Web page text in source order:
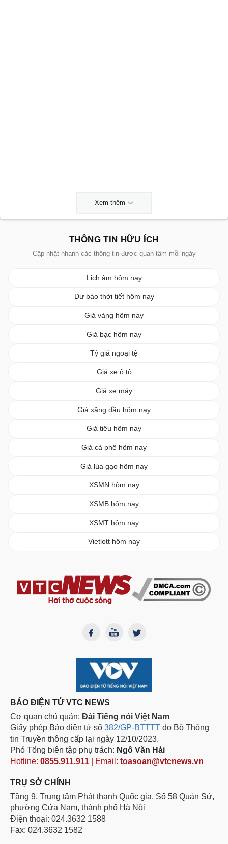
Xem thêm
THÔNG TIN HỮU ÍCH
Cập nhật nhanh các thông tin được quan tâm mỗi ngày
Lịch âm hôm nay
Dự báo thời tiết hôm nay
Giá vàng hôm nay
Giá bạc hôm nay
Tỷ giá ngoại tệ
Giá xe ô tô
Giá xe máy
Giá xăng dầu hôm nay
Giá tiêu hôm nay
Giá cà phê hôm nay
Giá lúa gạo hôm nay
XSMN hôm nay
XSMB hôm nay
XSMT hôm nay
Vietlott hôm nay
BÁO ĐIỆN TỬ VTC NEWS
Cơ quan chủ quản: Đài Tiếng nói Việt Nam
Giấy phép Báo điện tử số 382/GP-BTTTT do Bộ Thông
tin Truyền thông cấp lại ngày 12/10/2023.
Phó Tổng biên tập phụ trách: Ngô Văn Hải
Hotline: 0855.911.911 | Email: toasoan@vtcnews.vn
TRỤ SỞ CHÍNH
Tầng 9, Trung tâm Phát thanh Quốc gia, Số 58 Quán Sứ,
phường Cửa Nam, thành phố Hà Nội
Điện thoại: 024.3632 1588
Fax: 024.3632 1582